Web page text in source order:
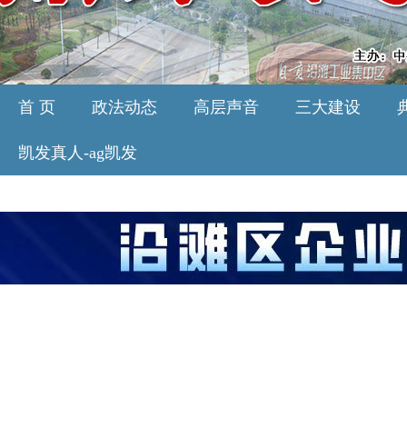
首 页 政法动态 高层声音 三大建设
凯发真人-ag凯发